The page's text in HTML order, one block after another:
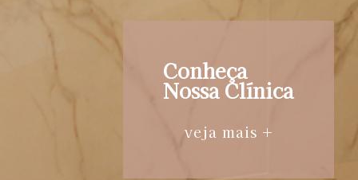
Conheça
Nossa Clínica
veja mais +